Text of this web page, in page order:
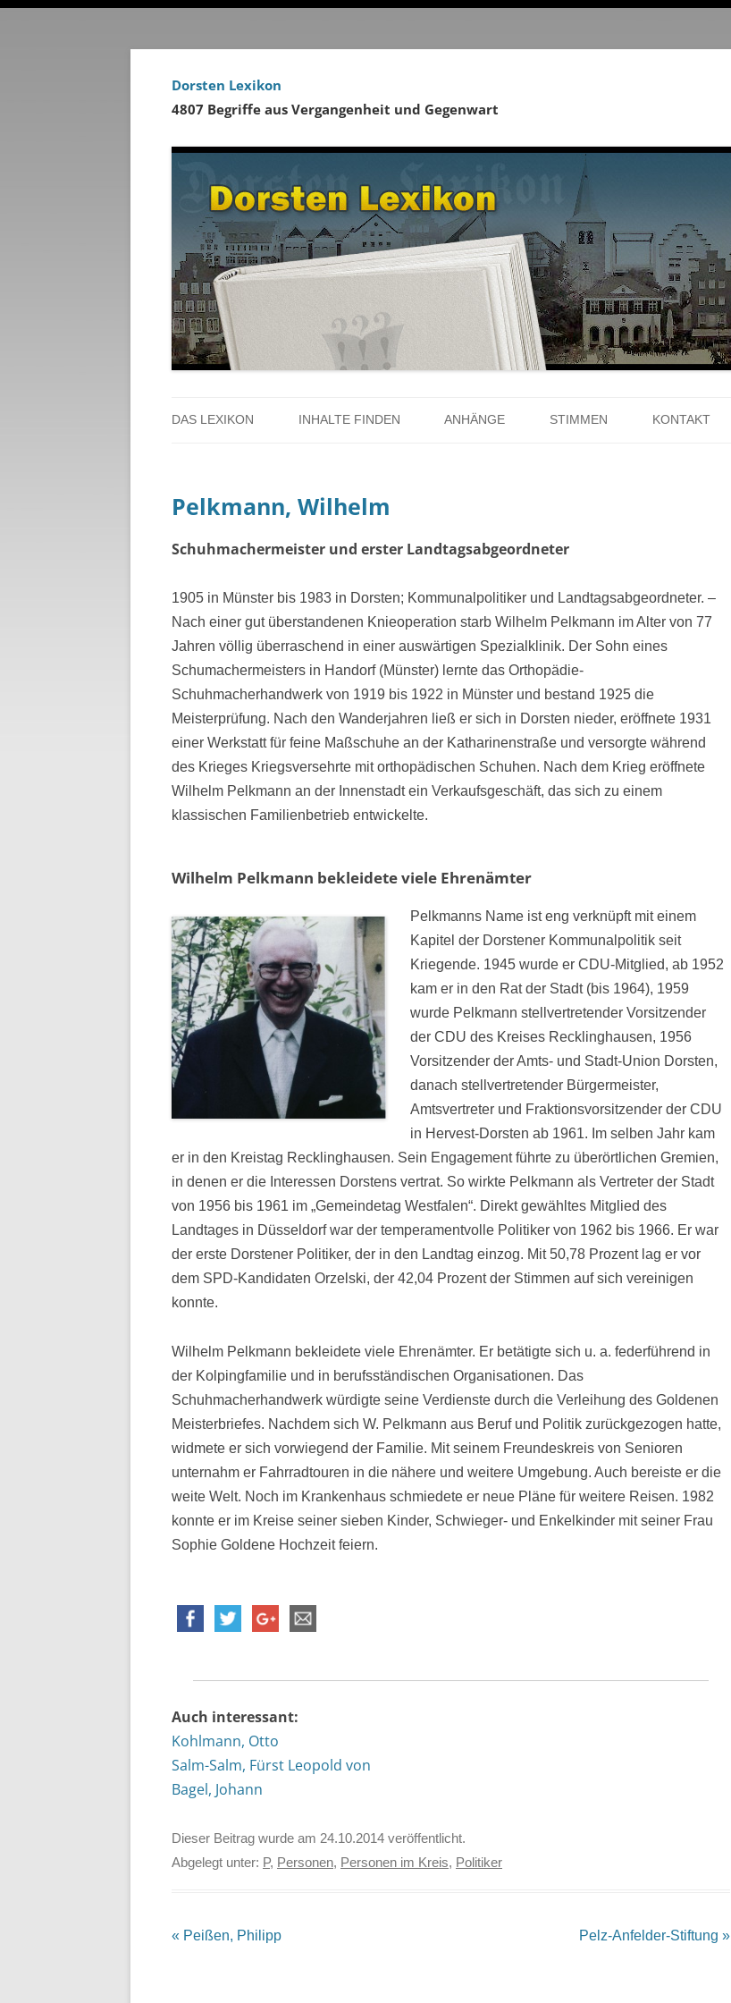
Dorsten Lexikon
4807 Begriffe aus Vergangenheit und Gegenwart
zum
DAS LEXIKON
ÜBER DAS PROJEKT
INHALTE FINDEN
PERSONENREGISTER
RUND UM DIE WELTKRIEGE
ZEITTAFEL
ANHÄNGE
LINKS
STIMMEN KONTAKT
Pelkmann, Wilhelm
Schuhmachermeister und erster Landtagsabgeordneter
1905 in Münster bis 1983 in Dorsten; Kommunalpolitiker und Landtagsabgeordneter. –
Nach einer gut überstandenen Knieoperation starb Wilhelm Pelkmann im Alter von 77
Jahren völlig überraschend in einer auswärtigen Spezialklinik. Der Sohn eines
Schumachermeisters in Handorf (Münster) lernte das Orthopädie-
Schuhmacherhandwerk von 1919 bis 1922 in Münster und bestand 1925 die
Meisterprüfung. Nach den Wanderjahren ließ er sich in Dorsten nieder, eröffnete 1931
einer Werkstatt für feine Maßschuhe an der Katharinenstraße und versorgte während
des Krieges Kriegsversehrte mit orthopädischen Schuhen. Nach dem Krieg eröffnete
Wilhelm Pelkmann an der Innenstadt ein Verkaufsgeschäft, das sich zu einem
klassischen Familienbetrieb entwickelte.
Wilhelm Pelkmann bekleidete viele Ehrenämter
Pelkmanns Name ist eng verknüpft mit einem
Kapitel der Dorstener Kommunalpolitik seit
Kriegende. 1945 wurde er CDU-Mitglied, ab 1952
kam er in den Rat der Stadt (bis 1964), 1959
wurde Pelkmann stellvertretender Vorsitzender
der CDU des Kreises Recklinghausen, 1956
Vorsitzender der Amts- und Stadt-Union Dorsten,
danach stellvertretender Bürgermeister,
Amtsvertreter und Fraktionsvorsitzender der CDU
in Hervest-Dorsten ab 1961. Im selben Jahr kam
er in den Kreistag Recklinghausen. Sein Engagement führte zu überörtlichen Gremien,
in denen er die Interessen Dorstens vertrat. So wirkte Pelkmann als Vertreter der Stadt
von 1956 bis 1961 im „Gemeindetag Westfalen“. Direkt gewähltes Mitglied des
Landtages in Düsseldorf war der temperamentvolle Politiker von 1962 bis 1966. Er war
der erste Dorstener Politiker, der in den Landtag einzog. Mit 50,78 Prozent lag er vor
dem SPD-Kandidaten Orzelski, der 42,04 Prozent der Stimmen auf sich vereinigen
konnte.
Wilhelm Pelkmann bekleidete viele Ehrenämter. Er betätigte sich u. a. federführend in
der Kolpingfamilie und in berufsständischen Organisationen. Das
Schuhmacherhandwerk würdigte seine Verdienste durch die Verleihung des Goldenen
Meisterbriefes. Nachdem sich W. Pelkmann aus Beruf und Politik zurückgezogen hatte,
widmete er sich vorwiegend der Familie. Mit seinem Freundeskreis von Senioren
unternahm er Fahrradtouren in die nähere und weitere Umgebung. Auch bereiste er die
weite Welt. Noch im Krankenhaus schmiedete er neue Pläne für weitere Reisen. 1982
konnte er im Kreise seiner sieben Kinder, Schwieger- und Enkelkinder mit seiner Frau
Sophie Goldene Hochzeit feiern.
Auch interessant:
Kohlmann, Otto
Salm-Salm, Fürst Leopold von
Bagel, Johann
Dieser Beitrag wurde am 24.10.2014 veröffentlicht.
Abgelegt unter: P, Personen, Personen im Kreis, Politiker
Beitrags-
« Peißen, Philipp Pelz-Anfelder-Stiftung »